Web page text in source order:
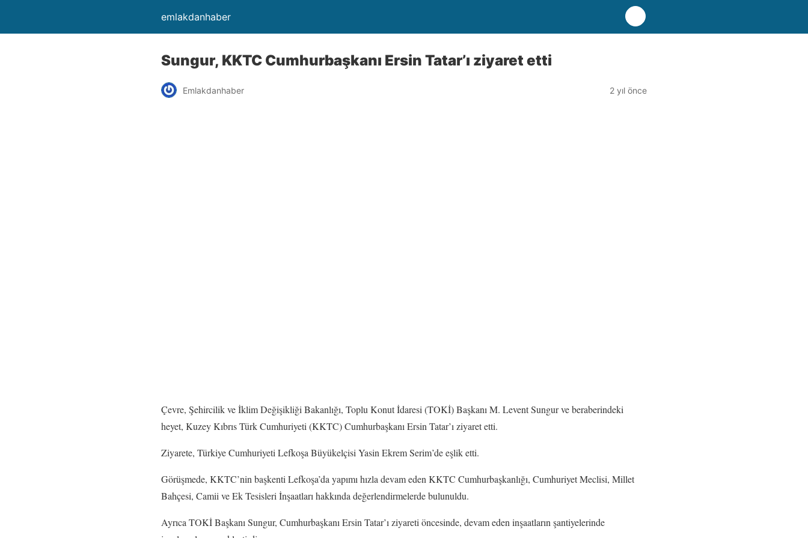
emlakdanhaber
Sungur, KKTC Cumhurbaşkanı Ersin Tatar’ı ziyaret etti
Emlakdanhaber 2 yıl önce
Çevre, Şehircilik ve İklim Değişikliği Bakanlığı, Toplu Konut İdaresi (TOKİ) Başkanı M. Levent Sungur ve beraberindeki
heyet, Kuzey Kıbrıs Türk Cumhuriyeti (KKTC) Cumhurbaşkanı Ersin Tatar’ı ziyaret etti.
Ziyarete, Türkiye Cumhuriyeti Lefkoşa Büyükelçisi Yasin Ekrem Serim’de eşlik etti.
Görüşmede, KKTC’nin başkenti Lefkoşa’da yapımı hızla devam eden KKTC Cumhurbaşkanlığı, Cumhuriyet Meclisi, Millet
Bahçesi, Camii ve Ek Tesisleri İnşaatları hakkında değerlendirmelerde bulunuldu.
Ayrıca TOKİ Başkanı Sungur, Cumhurbaşkanı Ersin Tatar’ı ziyareti öncesinde, devam eden inşaatların şantiyelerinde